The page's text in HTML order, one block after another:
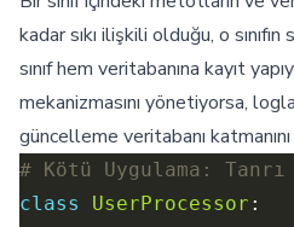
kadar sıkı ilişkili olduğu, o
sınıf hem veritabanına kayıt
mekanizmasını yönetiyorsa,
güncelleme veritabanı
# Kötü Uygulama:
class
UserProcessor